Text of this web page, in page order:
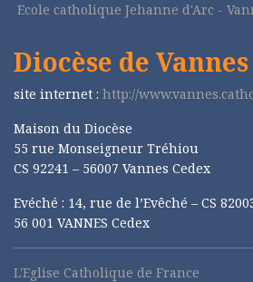
Ecole catholique Jehanne d'Arc -
Diocèse de Vannes
site internet : http://
Maison du Diocèse
55 rue Monseigneur Tréhiou
CS 92241 – 56007 Vannes Cedex
Evéché : 14, rue de l’Evêché – CS
56 001 VANNES Cedex
L'Eglise Catholique de France